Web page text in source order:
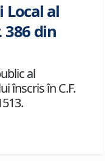
Local al
din
al
înscris în C.F.